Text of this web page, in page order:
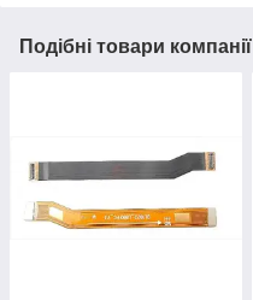
Подібні товари компанії